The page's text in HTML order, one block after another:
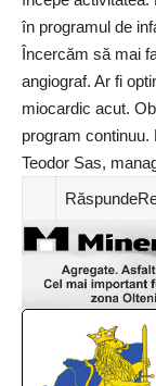
în programul de
Încercăm să mai
angiograf. Ar fi
miocardic acut.
program continuu.
Teodor Sas,